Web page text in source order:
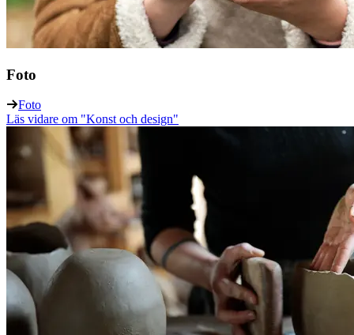
Foto
Foto
Läs vidare om "Konst och design"